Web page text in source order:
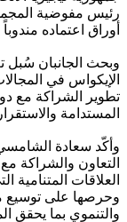
رئيس مفوضية
أوراق اعتماده
وبحث الجانبان سُبل
الإيكواس في
تطوير الشراكة مع
المستدامة
وأكّد سعادة
التعاون والشراكة
العلاقات المتنامية
وحرصها على توسيع
والتنموي بما يحقق